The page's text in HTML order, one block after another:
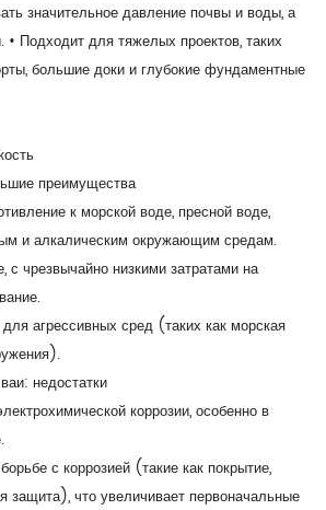
значительное давление почвы и воды, а
Подходит для тяжелых проектов, таких
большие доки и глубокие фундаментные
преимущества
к морской воде, пресной воде,
и алкалическим окружающим средам.
с чрезвычайно низкими затратами на
агрессивных сред (таких как морская
недостатки
коррозии, особенно в
с коррозией (такие как покрытие,
защита), что увеличивает первоначальные